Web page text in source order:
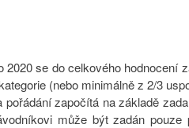
se do celkového
(nebo minimálně z 2/3
započítá na základě
může být zadán